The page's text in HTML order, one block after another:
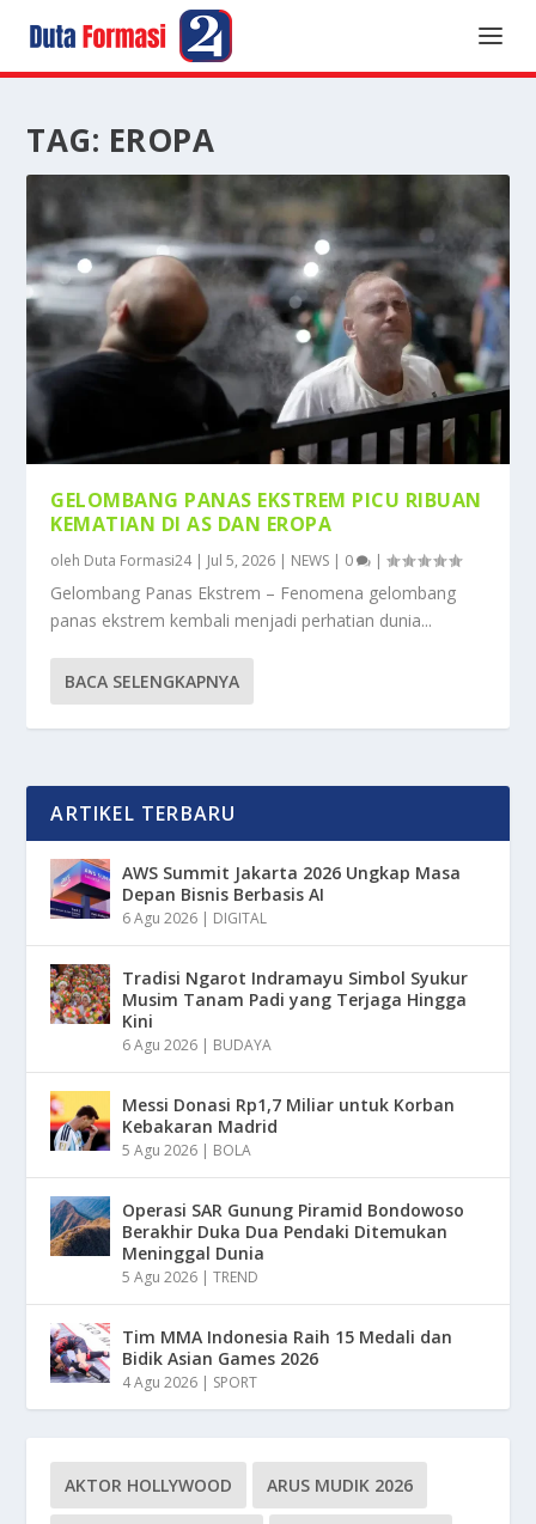
TAG: EROPA
GELOMBANG PANAS EKSTREM PICU RIBUAN
KEMATIAN DI AS DAN EROPA
oleh Duta Formasi24| Jul 5, 2026 | NEWS | 0 |
Gelombang Panas Ekstrem – Fenomena gelombang
panas ekstrem kembali menjadi perhatian dunia...
BACA SELENGKAPNYA
ARTIKEL TERBARU
AWS Summit Jakarta 2026 Ungkap Masa
Depan Bisnis Berbasis AI
6 Agu 2026 | DIGITAL
Tradisi Ngarot Indramayu Simbol Syukur
Musim Tanam Padi yang Terjaga Hingga
Kini
6 Agu 2026 | BUDAYA
Messi Donasi Rp1,7 Miliar untuk Korban
Kebakaran Madrid
5 Agu 2026 | BOLA
Operasi SAR Gunung Piramid Bondowoso
Berakhir Duka Dua Pendaki Ditemukan
Meninggal Dunia
5 Agu 2026 |TREND
Tim MMA Indonesia Raih 15 Medali dan
Bidik Asian Games 2026
4 Agu 2026 | SPORT
AKTOR HOLLYWOOD ARUS MUDIK 2026